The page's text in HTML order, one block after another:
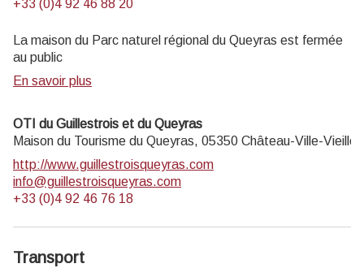
+33 (0)4 92 46 88 20
La maison du Parc naturel régional du Queyras est fermée
au public
En savoir plus
OTI du Guillestrois et du Queyras
Maison du Tourisme du Queyras, 05350 Château-Ville-Vieille
http://www.guillestroisqueyras.com
info@guillestroisqueyras.com
+33 (0)4 92 46 76 18
Transport